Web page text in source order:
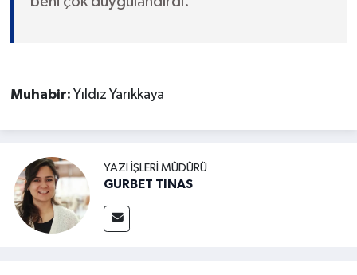
Muhabir: Yıldız Yarıkkaya
YAZI İŞLERI MÜDÜRÜ
GURBET TINAS